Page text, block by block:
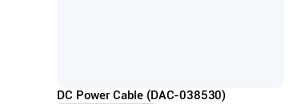
DC Power Cable (DAC-038530)